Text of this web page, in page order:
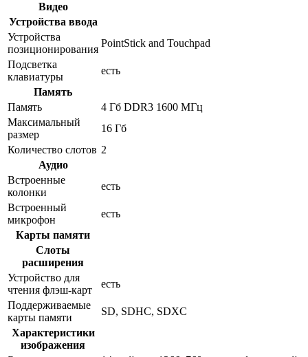
Видео
Устройства ввода
Устройства
позиционирования
PointStick and Touchpad
Подсветка
клавиатуры
есть
Память
Память
4 Гб DDR3 1600 МГц
Максимальный
размер
16 Гб
Количество слотов 2
Аудио
Встроенные
колонки
есть
Встроенный
микрофон
есть
Карты памяти
Слоты
расширения
Устройство для
чтения флэш-карт
есть
Поддерживаемые
карты памяти
SD, SDHC, SDXC
Характеристики
изображения